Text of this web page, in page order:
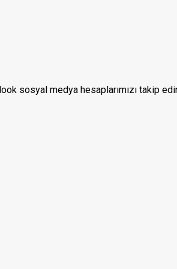
sosyal medya hesaplarımızı takip